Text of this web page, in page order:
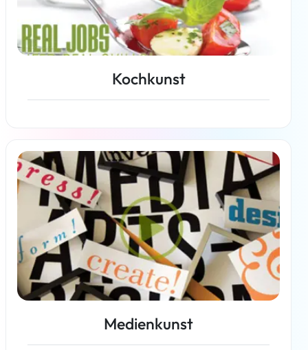
Kochkunst
Weiterlesen
Medienkunst